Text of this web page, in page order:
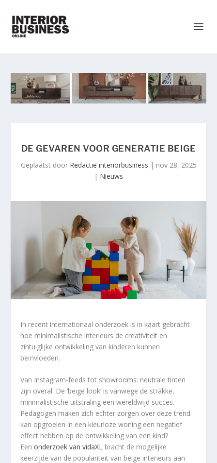
DE GEVAREN VOOR GENERATIE BEIGE
Geplaatst door Redactie interiorbusiness | nov 28, 2025
| Nieuws
In recent internationaal onderzoek is in kaart gebracht
hoe minimalistische interieurs de creativiteit en
zintuiglijke ontwikkeling van kinderen kunnen
beïnvloeden.
Van Instagram-feeds tot showrooms: neutrale tinten
zijn overal. De ‘beige look’ is vanwege de strakke,
minimalistische uitstraling een wereldwijd succes.
Pedagogen maken zich echter zorgen over deze trend:
kan opgroeien in een kleurloze woning een negatief
effect hebben op de ontwikkeling van een kind?
Eenonderzoek van vidaXL bracht de mogelijke
keerzijde van de populariteit van beige interieurs aan